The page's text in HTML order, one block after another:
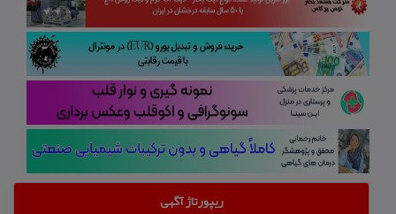
ریپورتاژ آگهی